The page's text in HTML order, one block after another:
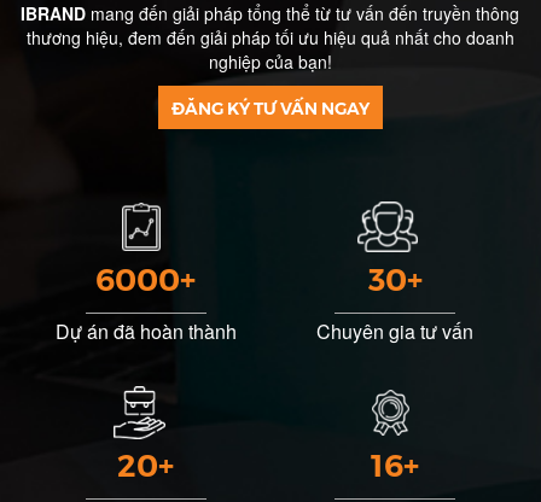
IBRAND mang đến giải pháp tổng thể từ tư vấn đến truyền thông
thương hiệu, đem đến giải pháp tối ưu hiệu quả nhất cho doanh
nghiệp của bạn!
ĐĂNG KÝ TƯ VẤN NGAY
6000+
Dự án đã hoàn thành
30+
Chuyên gia tư vấn
20+ 16+